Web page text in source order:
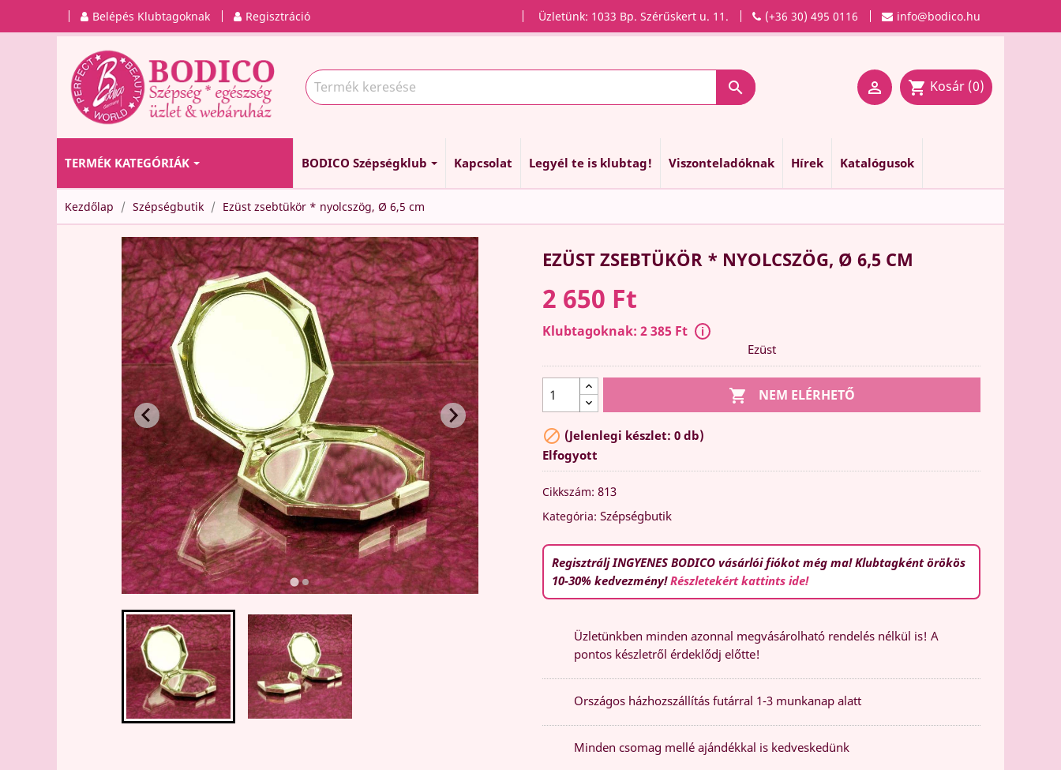
Belépés Klubtagoknak Regisztráció info@bodico.hu
(+36 30) 495 0116
Üzletünk: 1033 Bp. Szérűskert u. 11.
  shopping_cart Kosár (0)
TERMÉK KATEGÓRIÁK BODICO Szépségklub Kapcsolat Legyél te is klubtag! Viszonteladóknak Hírek Katalógusok
Kezdőlap Szépségbutik Ezüst zsebtükör * nyolcszög, Ø 6,5 cm
EZÜST ZSEBTÜKÖR * NYOLCSZÖG, Ø 6,5 CM
2 650 Ft
Klubtagoknak: 2 385 Ft
Ezüst
 NEM ELÉRHETŐ
 (Jelenlegi készlet: 0 db)
Elfogyott
Cikkszám: 813
Kategória: Szépségbutik
Regisztrálj INGYENES BODICO vásárlói fiókot még ma! Klubtagként örökös
10-30% kedvezmény!Részletekért kattints ide!
Üzletünkben minden azonnal megvásárolható rendelés nélkül is! A
pontos készletről érdeklődj előtte!
Országos házhozszállítás futárral 1-3 munkanap alatt
Minden csomag mellé ajándékkal is kedveskedünk